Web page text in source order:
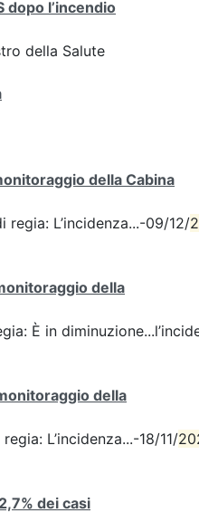
dopo l’incendio
della Salute
della Cabina
L’incidenza...-09/12/
della
È in
della
L’incidenza...-18/11/
dei casi